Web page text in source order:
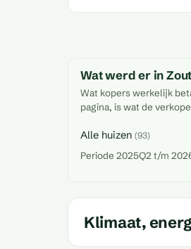
Wat werd er in
Wat kopers werkelijk
pagina, is wat de
Alle huizen (93)
Periode 2025Q2 t/m
Klimaat,